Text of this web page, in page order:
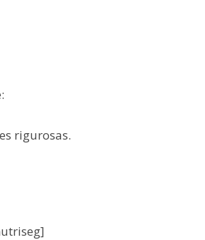
rigurosas.